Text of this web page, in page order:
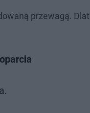
przewagą.